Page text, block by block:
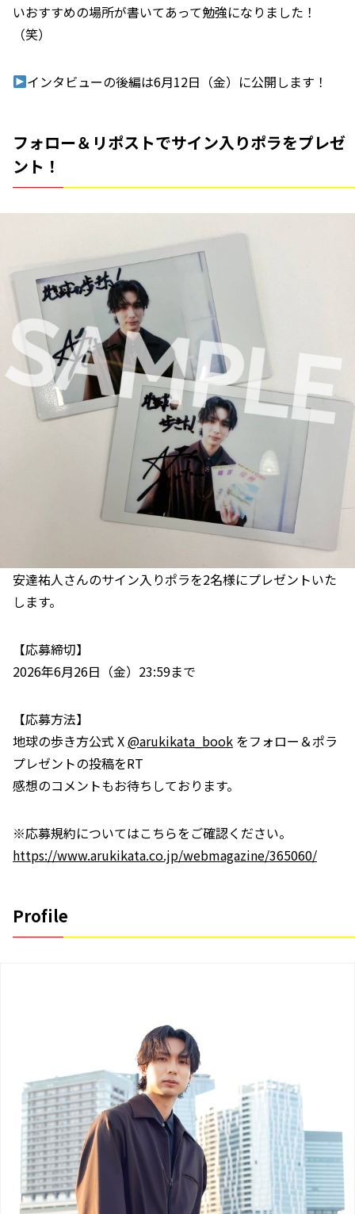
いおすすめの場所が書いてあって勉強になりました！
（笑）
インタビューの後編は6月12日（金）に公開します！
フォロー＆リポストでサイン入りポラをプレゼ
ント！
安達祐人さんのサイン入りポラを2名様にプレゼントいた
します。
【応募締切】
2026年6月26日（金）23:59まで
【応募方法】
地球の歩き方公式 X@arukikata_book をフォロー＆ポラ
プレゼントの投稿をRT
感想のコメントもお待ちしております。
※応募規約についてはこちらをご確認ください。
https://www.arukikata.co.jp/webmagazine/365060/
Profile